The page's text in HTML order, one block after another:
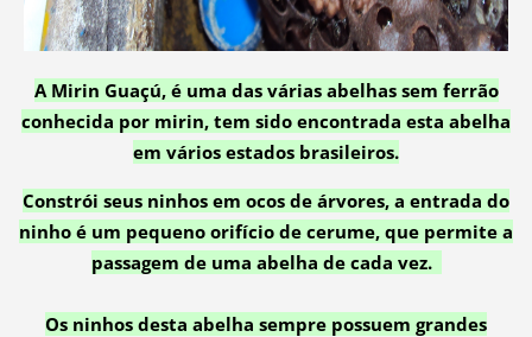
A Mirin Guaçú, é uma das várias abelhas sem ferrão
conhecida por mirin, tem sido encontrada esta abelha
em vários estados brasileiros.
Constrói seus ninhos em ocos de árvores, a entrada do
ninho é um pequeno orifício de cerume, que permite a
passagem de uma abelha de cada vez.
Os ninhos desta abelha sempre possuem grandes